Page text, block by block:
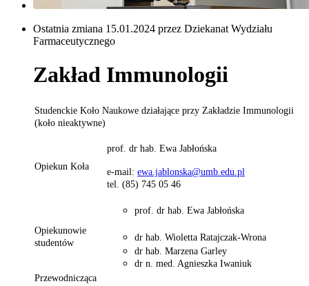
Ostatnia zmiana 15.01.2024 przez Dziekanat Wydziału
Farmaceutycznego
Zakład Immunologii
Studenckie Koło Naukowe działające przy Zakładzie Immunologii
(koło nieaktywne)
Opiekun Koła
prof. dr hab. Ewa Jabłońska
e-mail: ewa.jablonska@umb.edu.pl
tel. (85) 745 05 46
Opiekunowie
studentów
prof. dr hab. Ewa Jabłońska
dr hab. Wioletta Ratajczak-Wrona
dr hab. Marzena Garley
dr n. med. Agnieszka Iwaniuk
Przewodnicząca